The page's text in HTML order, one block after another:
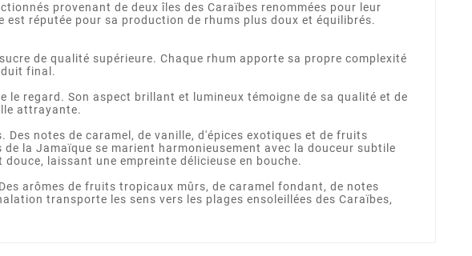
provenant de deux îles des Caraïbes renommées pour leur
réputée pour sa production de rhums plus doux et équilibrés.
de qualité supérieure. Chaque rhum apporte sa propre complexité
final.
le regard. Son aspect brillant et lumineux témoigne de sa qualité et de
attrayante.
Des notes de caramel, de vanille, d'épices exotiques et de fruits
la Jamaïque se marient harmonieusement avec la douceur subtile
laissant une empreinte délicieuse en bouche.
arômes de fruits tropicaux mûrs, de caramel fondant, de notes
transporte les sens vers les plages ensoleillées des Caraïbes,